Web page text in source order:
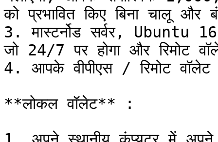
को प्रभावित किए बिना चालू
3. मास्टर्नोड सर्वर,
जो 24/7 पर होगा और रिमोट
4. आपके वीपीएस / रिमोट
**लोकल वॉलेट** :